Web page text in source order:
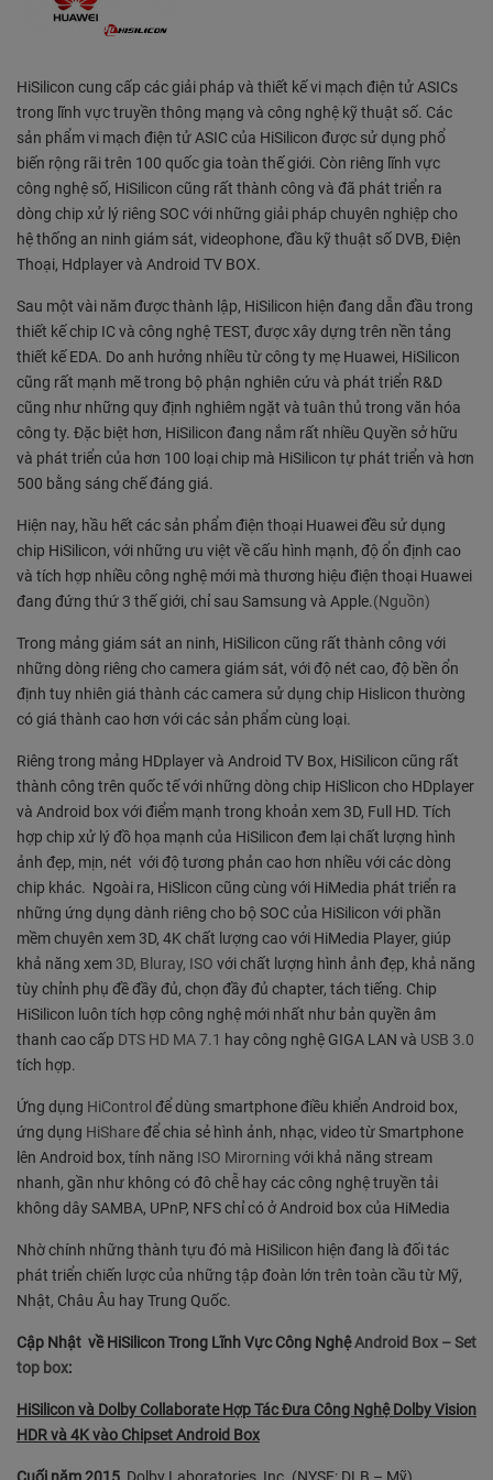
HiSilicon cung cấp các giải pháp và thiết kế vi mạch điện tử ASICs
trong lĩnh vực truyền thông mạng và công nghệ kỹ thuật số. Các
sản phẩm vi mạch điện tử ASIC của HiSilicon được sử dụng phổ
biến rộng rãi trên 100 quốc gia toàn thế giới. Còn riêng lĩnh vực
công nghệ số, HiSilicon cũng rất thành công và đã phát triển ra
dòng chip xử lý riêng SOC với những giải pháp chuyên nghiệp cho
hệ thống an ninh giám sát, videophone, đầu kỹ thuật số DVB, Điện
Thoại, Hdplayer và Android TV BOX.
Sau một vài năm được thành lập, HiSilicon hiện đang dẫn đầu trong
thiết kế chip IC và công nghệ TEST, được xây dựng trên nền tảng
thiết kế EDA. Do anh hưởng nhiều từ công ty mẹ Huawei, HiSilicon
cũng rất mạnh mẽ trong bộ phận nghiên cứu và phát triển R&D
cũng như những quy định nghiêm ngặt và tuân thủ trong văn hóa
công ty. Đặc biệt hơn, HiSilicon đang nắm rất nhiều Quyền sở hữu
và phát triển của hơn 100 loại chip mà HiSilicon tự phát triển và hơn
500 bằng sáng chế đáng giá.
Hiện nay, hầu hết các sản phẩm điện thoại Huawei đều sử dụng
chip HiSilicon, với những ưu việt về cấu hình mạnh, độ ổn định cao
và tích hợp nhiều công nghệ mới mà thương hiệu điện thoại Huawei
đang đứng thứ 3 thế giới, chỉ sau Samsung và Apple.(Nguồn)
Trong mảng giám sát an ninh, HiSilicon cũng rất thành công với
những dòng riêng cho camera giám sát, với độ nét cao, độ bền ổn
định tuy nhiên giá thành các camera sử dụng chip Hislicon thường
có giá thành cao hơn với các sản phẩm cùng loại.
Riêng trong mảng HDplayer và Android TV Box, HiSilicon cũng rất
thành công trên quốc tế với những dòng chip HiSlicon cho HDplayer
và Android box với điểm mạnh trong khoản xem 3D, Full HD. Tích
hợp chip xử lý đồ họa mạnh của HiSilicon đem lại chất lượng hình
ảnh đẹp, mịn, nét với độ tương phản cao hơn nhiều với các dòng
chip khác. Ngoài ra, HiSlicon cũng cùng với HiMedia phát triển ra
những ứng dụng dành riêng cho bộ SOC của HiSilicon với phần
mềm chuyên xem 3D, 4K chất lượng cao với HiMedia Player, giúp
khả năng xem 3D, Bluray, ISO với chất lượng hình ảnh đẹp, khả năng
tùy chỉnh phụ đề đầy đủ, chọn đầy đủ chapter, tách tiếng. Chip
HiSilicon luôn tích hợp công nghệ mới nhất như bản quyền âm
thanh cao cấp DTS HD MA 7.1 hay công nghệ GIGA LAN và USB 3.0
tích hợp.
Ứng dụng HiControl để dùng smartphone điều khiển Android box,
ứng dụng HiShaređể chia sẻ hình ảnh, nhạc, video từ Smartphone
lên Android box, tính năng ISO Mirorning với khả năng stream
nhanh, gần như không có đô chễ hay các công nghệ truyền tải
không dây SAMBA, UPnP, NFS chỉ có ở Android box của HiMedia
Nhờ chính những thành tựu đó mà HiSilicon hiện đang là đối tác
phát triển chiến lược của những tập đoàn lớn trên toàn cầu từ Mỹ,
Nhật, Châu Âu hay Trung Quốc.
Cập Nhật về HiSilicon Trong Lĩnh Vực Công NghệAndroid Box – Set
top box:
HiSilicon và Dolby Collaborate Hợp Tác Đưa Công Nghệ Dolby Vision
HDR và 4K vào Chipset Android Box
Cuối năm 2015, Dolby Laboratories, Inc. (NYSE: DLB – Mỹ)